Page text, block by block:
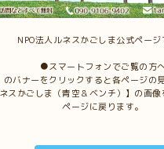
NPO法人ルネスかごしま公式ページ
●スマートフォンでご覧の方
のバナーをクリックすると各ページの
スかごしま（青空＆ベンチ）】の画
ページに戻ります。